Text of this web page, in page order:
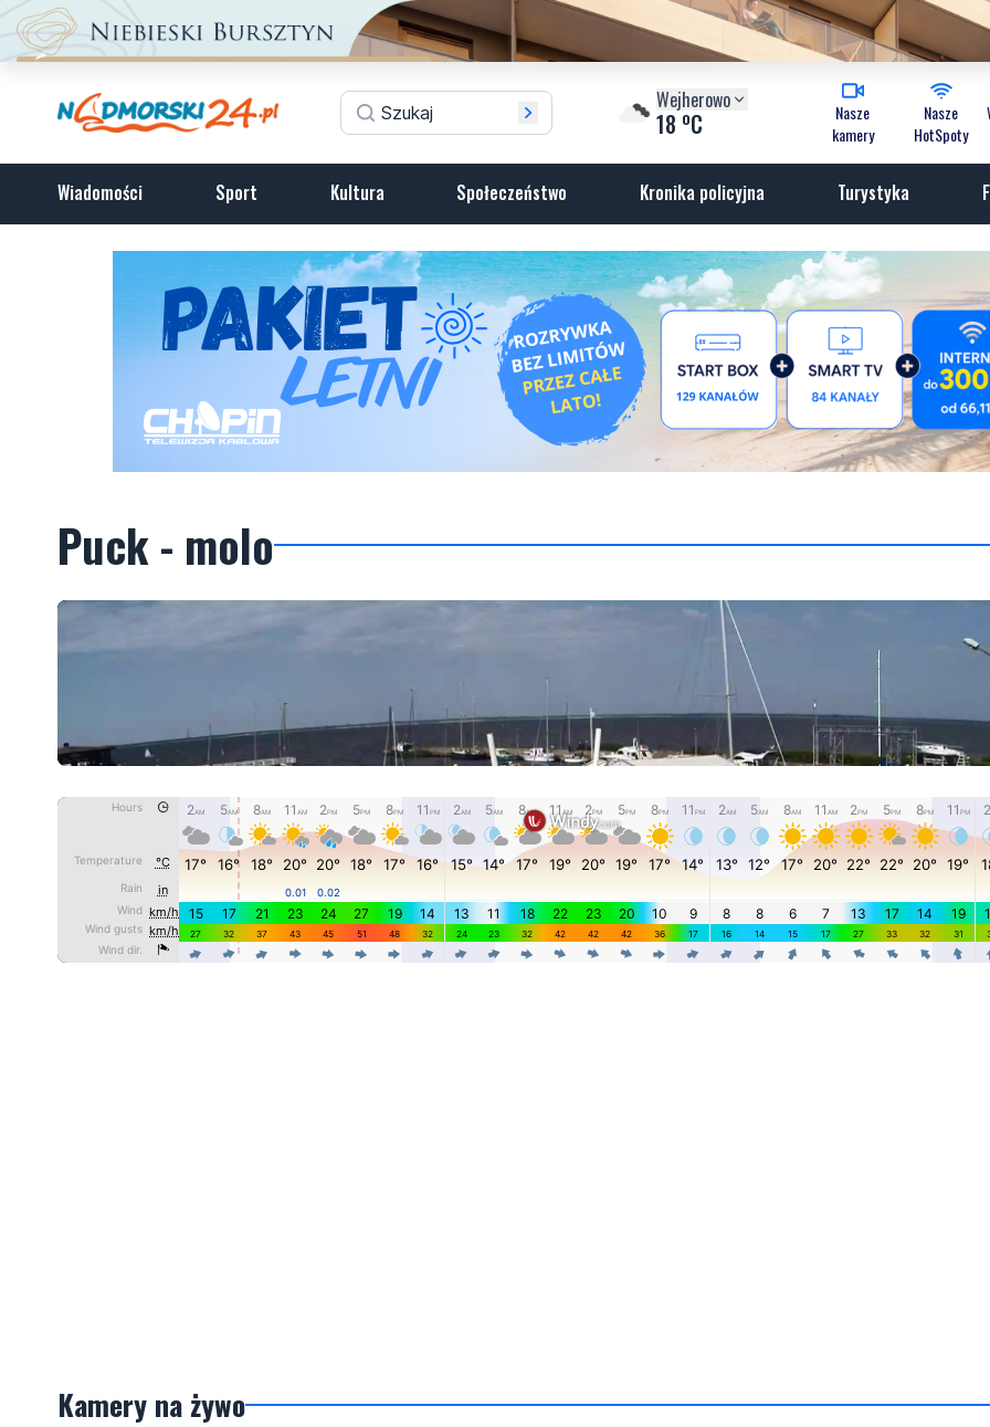
Wejherowo
18 oC
Nasze
kamery
Nasze
HotSpoty
Wiadomości Sport Kultura Społeczeństwo Kronika policyjna Turystyka
Puck - molo
Kamery na żywo